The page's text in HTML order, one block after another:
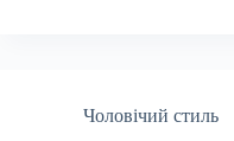
Чоловічий стиль